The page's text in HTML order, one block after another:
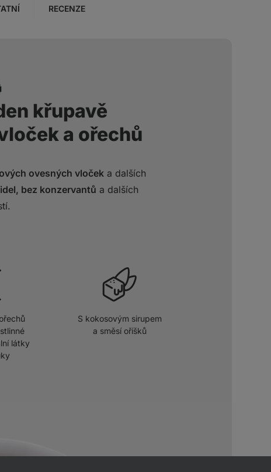
RECENZE
křupavě
a ořechů
ovesných vloček a dalších
bez konzervantů a dalších
látky
S kokosovým sirupem
a směsí oříšků